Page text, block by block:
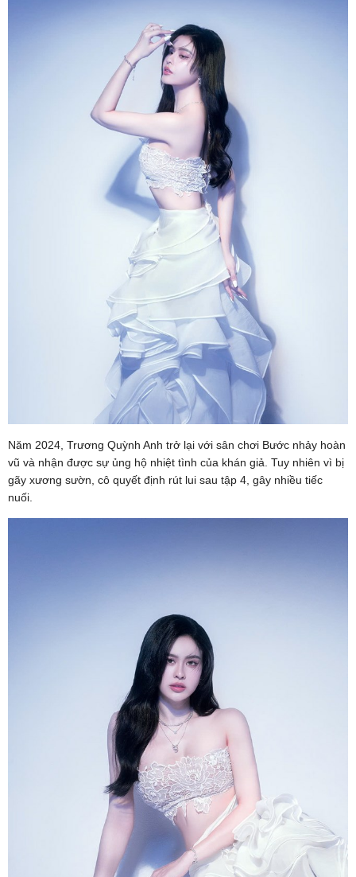
Năm 2024, Trương Quỳnh Anh trở lại với sân chơi Bước nhảy hoàn
vũ và nhận được sự ủng hộ nhiệt tình của khán giả. Tuy nhiên vì bị
gãy xương sườn, cô quyết định rút lui sau tập 4, gây nhiều tiếc
nuối.